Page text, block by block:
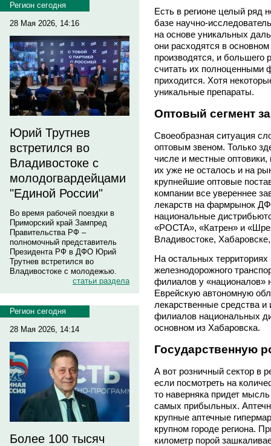
Регион сегодня
28 Мая 2026, 14:16
Юрий Трутнев
встретился во
Владивостоке с
молодогвардейцами
"Единой России"
Во время рабочей поездки в
Приморский край Зампред
Правительства РФ –
полномочный представитель
Президента РФ в ДФО Юрий
Трутнев встретился во
Владивостоке с молодежью.
статьи раздела
Регион сегодня
28 Мая 2026, 14:14
Более 100 тысяч
Есть в регионе целый ряд
базе научно-
на основе уникальных
они расходятся в
производятся, и большего
считать их полноценными
приходится. Хотя
уникальные препараты.
Оптовый сегмент
Своеобразная ситуация
оптовым звеном. Только
числе и местные оптовики,
их уже не осталось и на
крупнейшие оптовые
компании все увереннее
лекарств на фармрынок
национальные
«РОСТА», «Катрен» и
Владивостоке,
На остальных территориях
железнодорожного
филиалов у «националов»
Еврейскую автономную
лекарственные средства
филиалов национальных
основном из Хабаровска.
Государственную
А вот розничный сектор в
если посмотреть на
то наверняка придет
самых прибыльных.
крупные аптечные
крупном городе региона.
километр порой